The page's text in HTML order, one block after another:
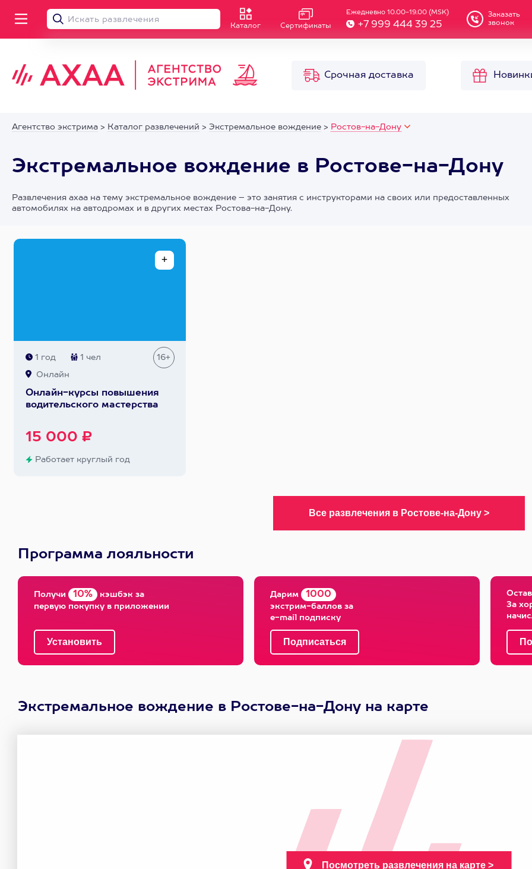
Каталог Сертификаты
Ежедневно 10.00-19.00 (MSK)
+7 999 444 39 25
Заказать
звонок
Срочная доставка
Агентство экстрима > Каталог развлечений > Экстремальное вождение > Ростов-на-Дону
Экстремальное вождение в Ростове-на-Дону
Развлечения axaa на тему экстремальное вождение – это занятия с инструкторами на своих или предоставленных
автомобилях на автодромах и в других местах Ростова-на-Дону.
1 год 1 чел 16+
Онлайн
Онлайн-курсы повышения
водительского мастерства
15 000 ₽
Работает круглый год
Программа лояльности
Получи 10% кэшбэк за
первую покупку в приложении
Дарим 1000
экстрим-баллов за
e-mail подписку
За
Экстремальное вождение в Ростове-на-Дону на карте